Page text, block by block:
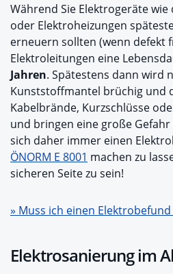
Während Sie Elektrogeräte
oder Elektroheizungen
erneuern sollten (wenn defekt
Elektroleitungen eine
Jahren. Spätestens dann wird
Kunststoffmantel brüchig und
Kabelbrände, Kurzschlüsse
und bringen eine große
sich daher immer einen
ÖNORM E 8001 machen zu
sicheren Seite zu sein!
» Muss ich einen
Elektrosanierung im